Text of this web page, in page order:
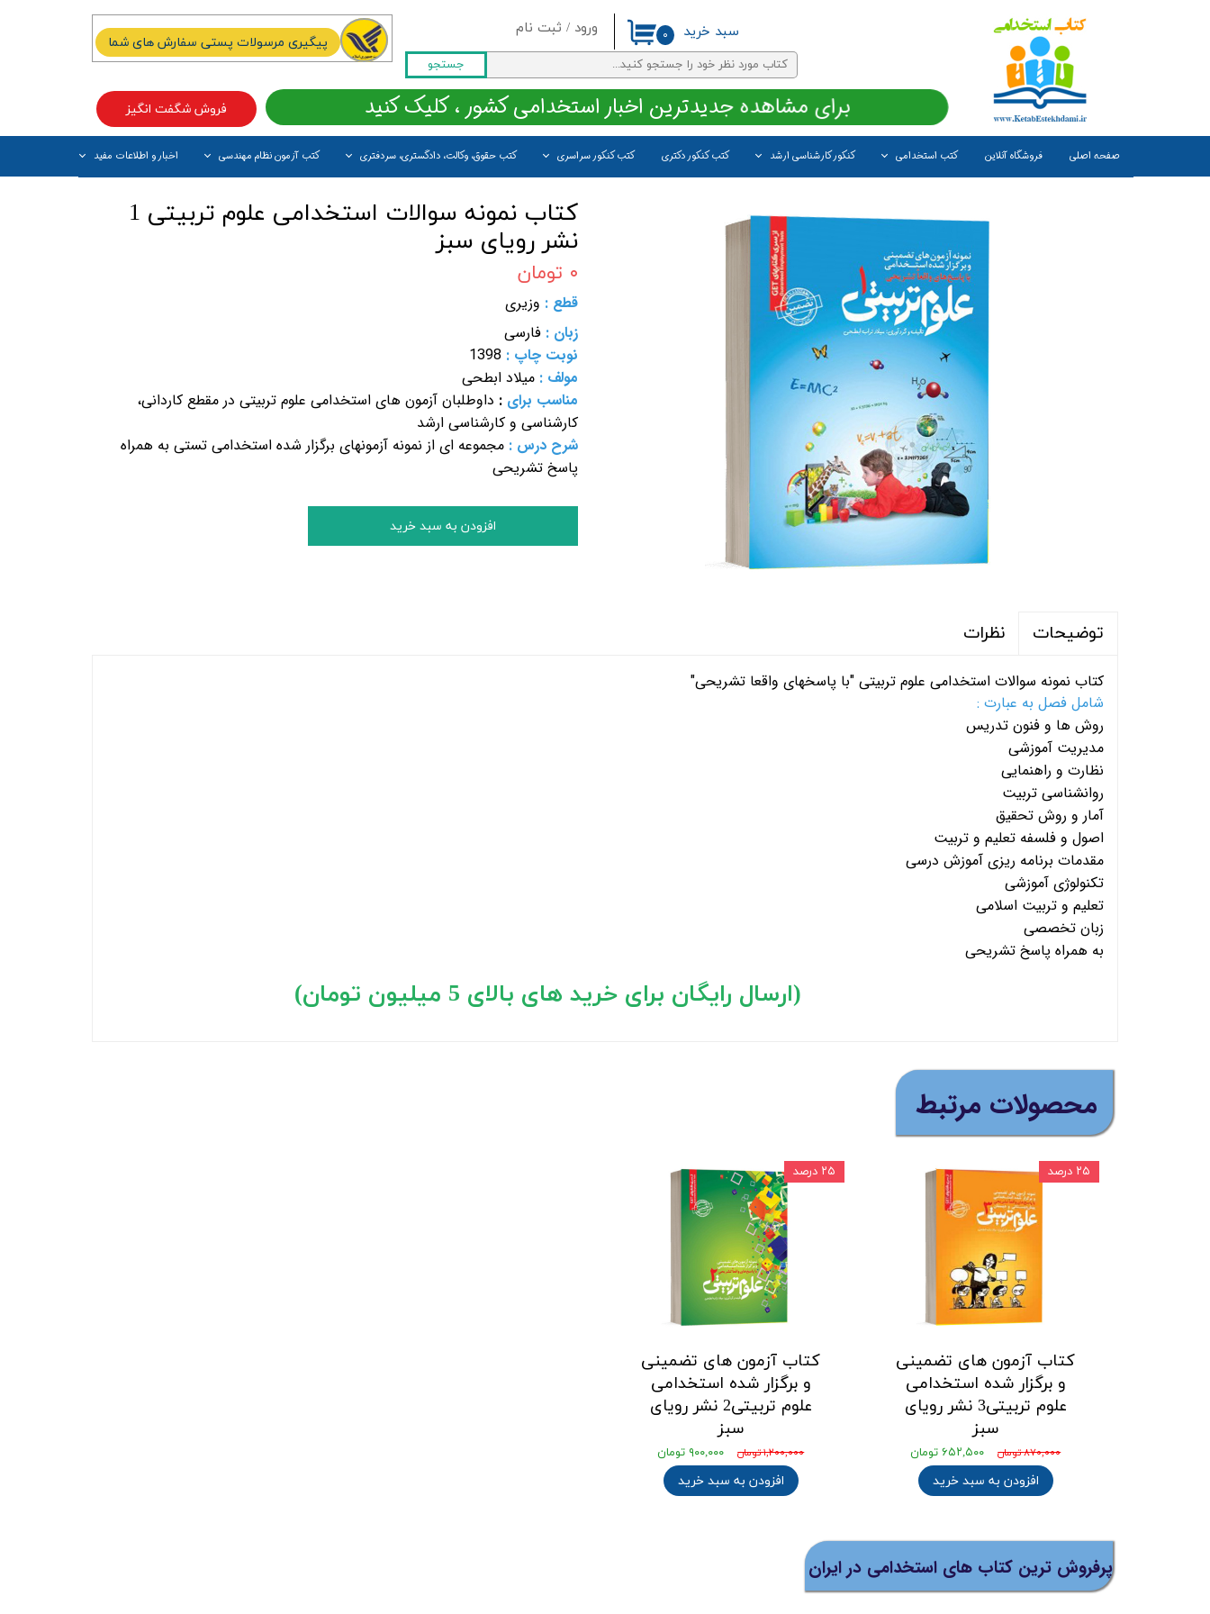
ورود / ثبت نام
حساب کاربری من
تغییر گذر واژه
سفارشات
خروج از حساب کاربری
جستجو
صفحه اصلی فروشگاه آنلاین کتب استخدامی کنکور کارشناسی ارشد کتب کنکور دکتری کتب کنکور سراسری کتب حقوق، وکالت، دادگستری، سردفتری کتب آزمون نظام مهندسی اخبار و اطلاعات مفید
۰ سبد خرید
فروش شگفت انگیز برای مشاهده جدیدترین اخبار استخدامی کشور ، کلیک کنید
پیگیری مرسولات پستی سفارش های شما
کتاب نمونه سوالات استخدامی علوم تربیتی 1
نشر رویای سبز
۰ تومان
قطع : وزیری
زبان : فارسی
نوبت چاپ :
مولف : میلاد ابطحی
مناسب برای : داوطلبان آزمون های استخدامی علوم تربیتی در مقطع کاردانی،
کارشناسی و کارشناسی ارشد
شرح درس : مجموعه ای از نمونه آزمونهای برگزار شده استخدامی تستی به همراه
پاسخ تشریحی
افزودن به سبد خرید
توضیحات نظرات
کتاب نمونه سوالات استخدامی علوم تربیتی "با پاسخهای واقعا تشریحی"
شامل فصل به عبارت :
روش ها و فنون تدریس
مدیریت آموزشی
نظارت و راهنمایی
روانشناسی تربیت
آمار و روش تحقیق
اصول و فلسفه تعلیم و تربیت
مقدمات برنامه ریزی آموزش درسی
تکنولوژی آموزشی
تعلیم و تربیت اسلامی
زبان تخصصی
به همراه پاسخ تشریحی
(ارسال رایگان برای خرید های بالای 5 میلیون تومان)
​محصولات مرتبط
کتاب آزمون های تضمینی
و برگزار شده استخدامی
علوم تربیتی3 نشر رویای
سبز
۸۷۰,۰۰۰ تومان ۶۵۲,۵۰۰ تومان
افزودن به سبد خرید
۲۵ درصد
کتاب آزمون های تضمینی
و برگزار شده استخدامی
علوم تربیتی2 نشر رویای
سبز
۱,۲۰۰,۰۰۰ تومان ۹۰۰,۰۰۰ تومان
افزودن به سبد خرید
۲۵ درصد
پرفروش ترین کتاب های استخدامی در ایران